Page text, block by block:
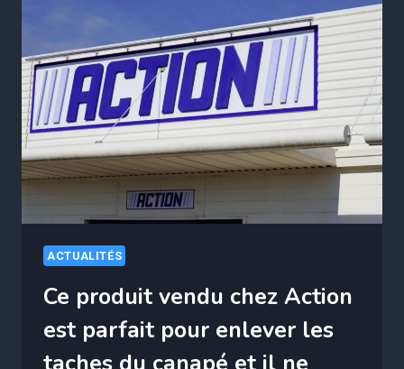
COMPTE
BANCAIRE
?
ACTUALITÉS
Ce produit vendu chez Action
est parfait pour enlever les